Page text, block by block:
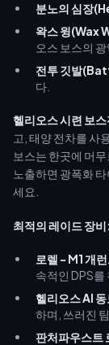
분노의 심장
왁스 윙(Wax
오스 보스의
전투 깃발
다.
헬리오스 시련 보
고, 태양 전차를 사
보스는 한곳에 머
노출하면 광폭화
세요.
최적의 레이드 장비:
로렐 - M1 개
속적인 DPS를
헬리오스 AI
하며, 쓰러진
판처파우스트